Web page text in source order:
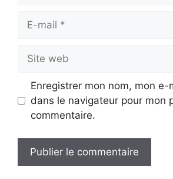
Site
web
Enregistrer mon nom, mon e-
dans le navigateur pour mon
commentaire.